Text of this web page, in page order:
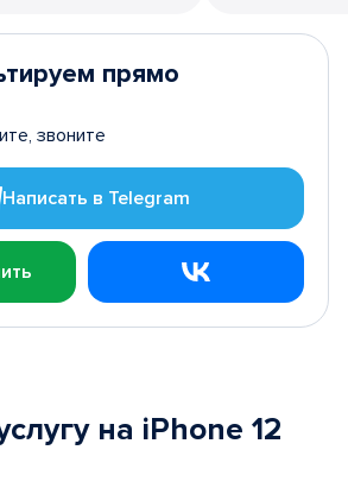
прямо
звоните
Написать в Telegram
на iPhone 12